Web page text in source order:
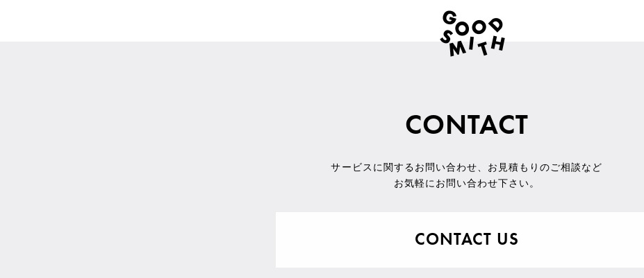
CONTACT
サービスに関するお問い合わせ、 お見積もりのご相談など
お気軽にお問い合わせ下さい。
CONTACT US